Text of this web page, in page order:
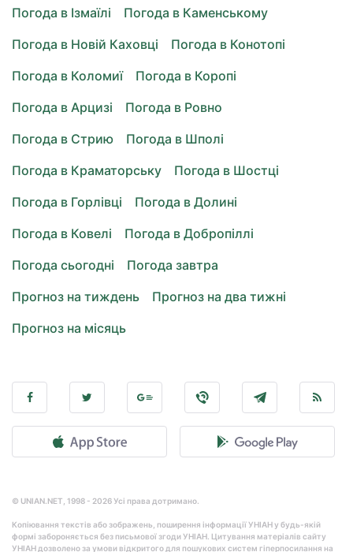
Погода в Ізмаїлі
Погода в Каменському
Погода в Новій Каховці
Погода в Конотопі
Погода в Коломиї
Погода в Коропі
Погода в Арцизі
Погода в Ровно
Погода в Стрию
Погода в Шполі
Погода в Краматорську
Погода в Шостці
Погода в Горлівці
Погода в Долині
Погода в Ковелі
Погода в Добропіллі
Погода сьогодні
Погода завтра
Прогноз на тиждень
Прогноз на два тижні
Прогноз на місяць
© UNIAN.NET, 1998 - 2026 Усі права дотримано.
Копіювання текстів або зображень, поширення інформації УНІАН у будь-якій
формі забороняється без письмової згоди УНІАН. Цитування матеріалів сайту
УНІАН дозволено за умови відкритого для пошукових систем гіперпосилання на